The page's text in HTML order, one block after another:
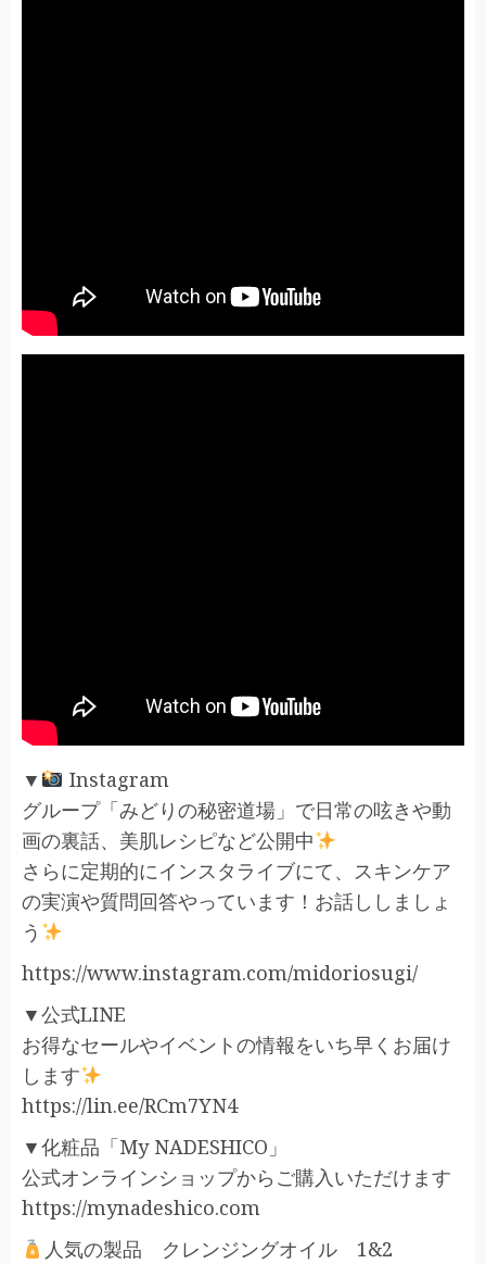
▼
Instagram
グループ「みどりの秘密道場」で日常の呟きや動
画の裏話、美肌レシピなど公開中
さらに定期的にインスタライブにて、スキンケア
の実演や質問回答やっています！お話ししましょ
う
https://www.instagram.com/midoriosugi/
▼公式LINE
お得なセールやイベントの情報をいち早くお届け
します
https://lin.ee/RCm7YN4
▼化粧品「My NADESHICO」
公式オンラインショップからご購入いただけます
https://mynadeshico.com
人気の製品 クレンジングオイル 1&2